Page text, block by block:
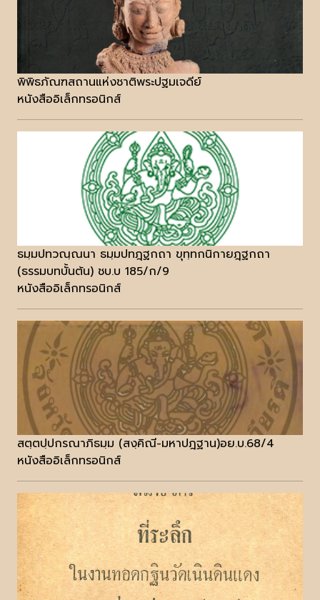
พิพิธภัณฑสถานแห่งชาติพระปฐมเจดีย์
หนังสืออิเล็กทรอนิกส์
ธมฺมปทวณฺณนา ธมฺมปทฎฺฐกถา ขุทฺทกนิกายฎฺฐกถา
(ธรรมบทบั้นต้น) ชบ.บ 185/ก/9
หนังสืออิเล็กทรอนิกส์
สตฺตปฺปกรณาภิธมฺม (สงฺคิณี-มหาปฎฐาน)อย.บ.68/4
หนังสืออิเล็กทรอนิกส์